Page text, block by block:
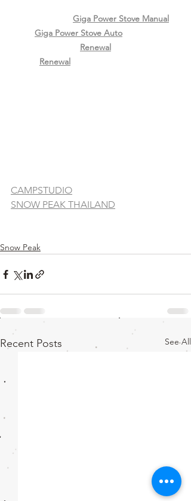
Giga Power Stove Manual
Giga Power Stove Auto
Renewal
Renewal
CAMPSTUDIO
SNOW PEAK THAILAND
Snow Peak
Recent Posts See All